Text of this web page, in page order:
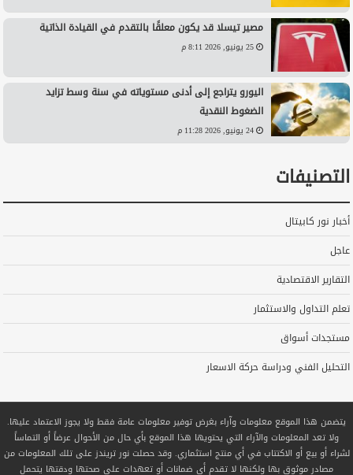
مصير تيسلا قد يكون معلقًا بالتقدم في القيادة الذاتية
25 يونيو, 2026 8:11 م
اليورو يتراجع إلى أدنى مستوياته في سنة وسط تزايد
الضغوط النقدية
24 يونيو, 2026 11:28 م
التصنيفات
أخبار نور كابيتال
عاجل
التقارير الاقتصادية
تعلم التداول والاستثمار
مستجدات أسواق
التحليل الفني ودراسة حركة الاسعار
يتضمن هذا الموقع معلومات وآراء بغرض توفير معلومات عامة فقط ولا يجوز الاعتماد عليها.
ولا تعد المعلومات والآراء التي يحتويها هذا الموقع بأي حال من الأحوال عرضاً أو التماساً
لشراء أو بيع أو الاكتتاب في أي منتج استثماري. وقد حصلت نور تريندز على تلك المعلومات من
مصادر موثوق بها ولكنها لا تقدم أي ضمانات أو تعهدات على صحتها ودقتها يتحمل